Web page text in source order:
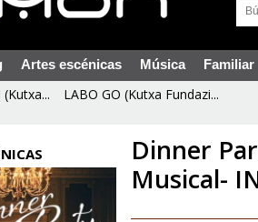
Artes escénicas Música Familiar
LABO GO (Kutxa Fundazi...
Dinner
Musical-